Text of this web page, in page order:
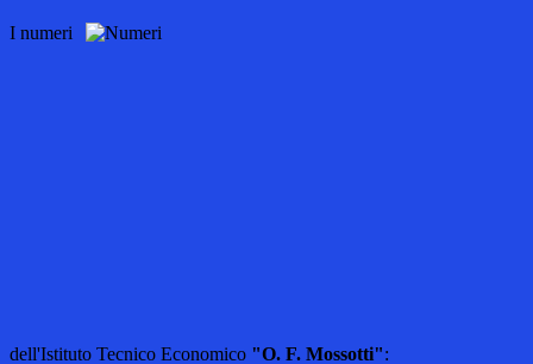
I numeri
dell'Istituto Tecnico Economico "O. F. Mossotti":